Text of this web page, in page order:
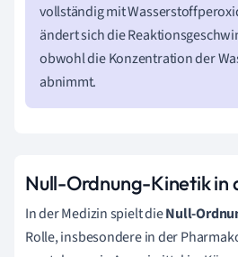
vollständig mit
ändert sich die
obwohl die Konzentration der
abnimmt.
Null-Ordnung-Kinetik in
In der Medizin spielt dieNull-
Rolle, insbesondere in der